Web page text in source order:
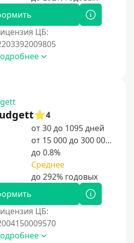
Украины
Казахстана
Кыргызстана
Таджикистана
ЦБ:
4
от 30 до 1095 дней
от 15 000 до 300 000 ₽
до 0.8%
Среднее
ЦБ: